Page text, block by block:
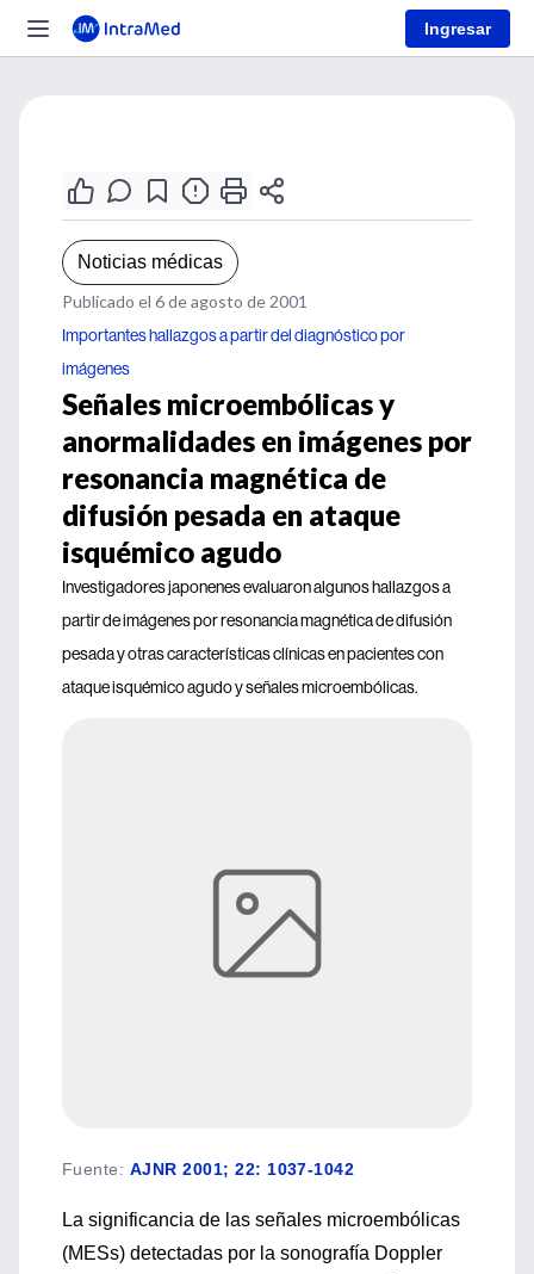
Ingresar
Noticias médicas
Publicado el 6 de agosto de 2001
Importantes hallazgos a partir del diagnóstico por
imágenes
Señales microembólicas y
anormalidades en imágenes por
resonancia magnética de
difusión pesada en ataque
isquémico agudo
Investigadores japonenes evaluaron algunos hallazgos a
partir de imágenes por resonancia magnética de difusión
pesada y otras características clínicas en pacientes con
ataque isquémico agudo y señales microembólicas.
Fuente: AJNR 2001; 22: 1037-1042
La significancia de las señales microembólicas
(MESs) detectadas por la sonografía Doppler